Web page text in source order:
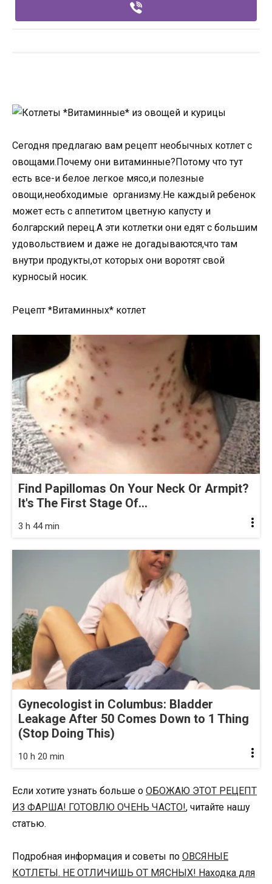
Сегодня предлагаю вам рецепт необычных котлет с
овощами.Почему они витаминные?Потому что тут
есть все-и белое легкое мясо,и полезные
овощи,необходимые организму.Не каждый ребенок
может есть с аппетитом цветную капусту и
болгарский перец.А эти котлетки они едят с большим
удовольствием и даже не догадываются,что там
внутри продукты,от которых они воротят свой
курносый носик.
Рецепт *Витаминных* котлет
Find Papillomas On Your Neck Or Armpit?
It's The First Stage Of...
3 h 44 min
Gynecologist in Columbus: Bladder
Leakage After 50 Comes Down to 1 Thing
(Stop Doing This)
10 h 20 min
Если хотите узнать больше о ОБОЖАЮ ЭТОТ РЕЦЕПТ
ИЗ ФАРША! ГОТОВЛЮ ОЧЕНЬ ЧАСТО!, читайте нашу
статью.
Подробная информация и советы по ОВСЯНЫЕ
КОТЛЕТЫ. НЕ ОТЛИЧИШЬ ОТ МЯСНЫХ! Находка для